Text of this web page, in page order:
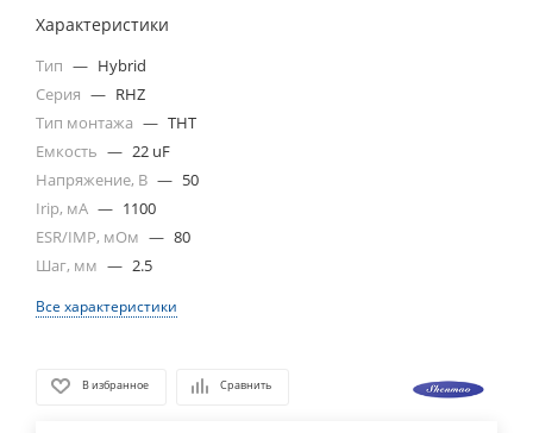
Характеристики
Тип — Hybrid
Серия — RHZ
Тип монтажа — THT
Емкость — 22 uF
Напряжение, В — 50
Irip, мА — 1100
ESR/IMP, мОм — 80
Шаг, мм — 2.5
Все характеристики
В избранное Сравнить